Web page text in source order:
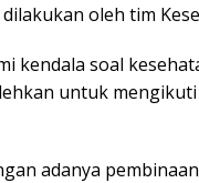
oleh tim
kendala soal
untuk mengikuti
adanya